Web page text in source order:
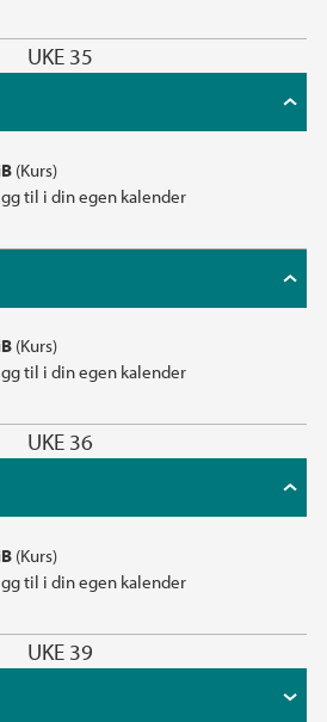
UKE 35
(Kurs)
til i din egen kalender
(Kurs)
til i din egen kalender
UKE 36
(Kurs)
til i din egen kalender
UKE 39